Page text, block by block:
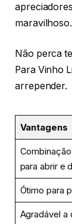
maravilhoso.
Não perca
Para Vinho
arrepender.
Vantagens
para abrir e
Ótimo para
Agradável a